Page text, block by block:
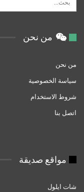
من نحن
من نحن
سياسة الخصوصية
شروط الاستخدام
اتصل بنا
مواقع صديقة
شات ايلول